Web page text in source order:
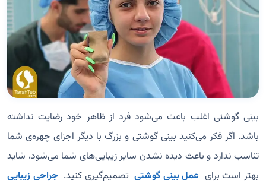
بینی گوشتی اغلب باعث می‌شود فرد از ظاهر خود رضایت نداشته
باشد. اگر فکر می‌کنید بینی گوشتی و بزرگ با دیگر اجزای چهره‌ی شما
تناسب ندارد و باعث دیده نشدن سایر زیبایی‌های شما می‌شود، شاید
بهتر است برای عمل بینی گوشتی تصمیم‌گیری کنید. جراحی زیبایی